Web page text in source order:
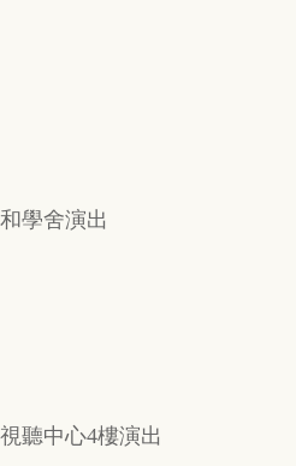
學舍演出
聽中心4樓演出